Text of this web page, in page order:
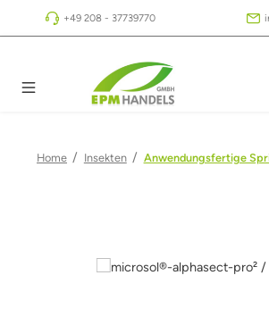
Zum Hauptinhalt springen
+49 208 - 37739770
Home / Insekten / Anwendungsfertige
Bildergalerie überspringen